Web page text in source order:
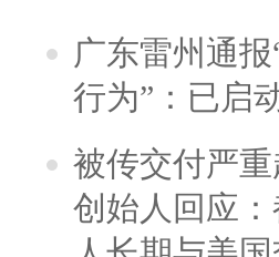
广东雷州通
行为”：已启
被传交付严
创始人回应